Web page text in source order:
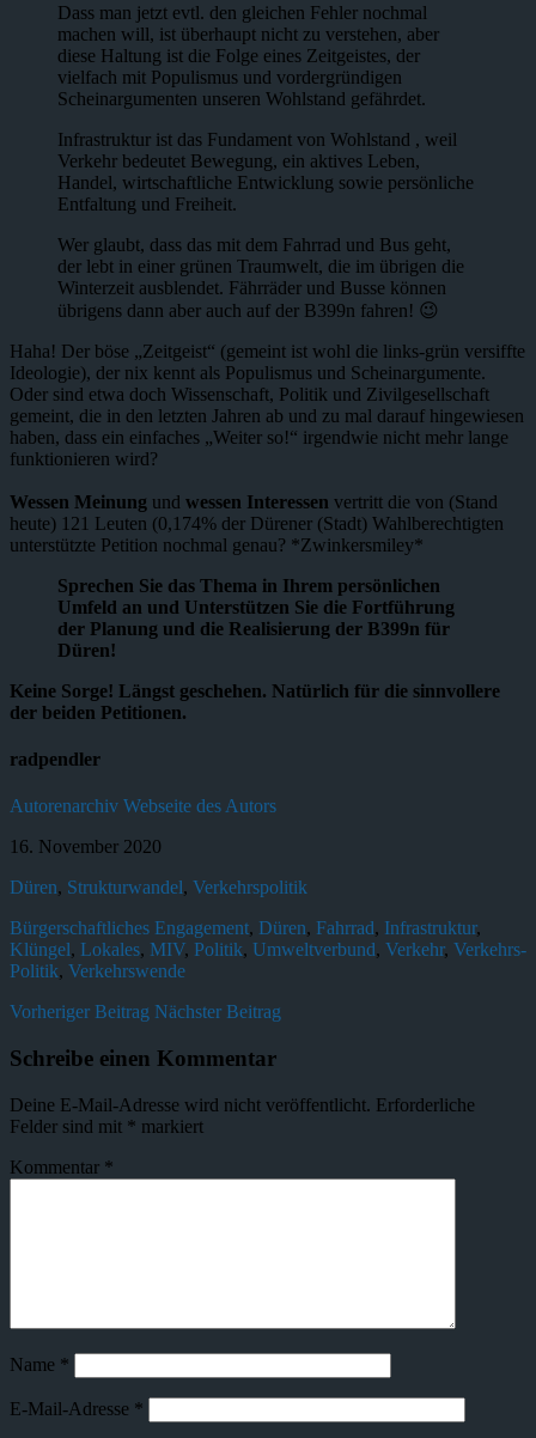
Dass man jetzt evtl. den gleichen Fehler nochmal
machen will, ist überhaupt nicht zu verstehen, aber
diese Haltung ist die Folge eines Zeitgeistes, der
vielfach mit Populismus und vordergründigen
Scheinargumenten unseren Wohlstand gefährdet.
Infrastruktur ist das Fundament von Wohlstand , weil
Verkehr bedeutet Bewegung, ein aktives Leben,
Handel, wirtschaftliche Entwicklung sowie persönliche
Entfaltung und Freiheit.
Wer glaubt, dass das mit dem Fahrrad und Bus geht,
der lebt in einer grünen Traumwelt, die im übrigen die
Winterzeit ausblendet. Fährräder und Busse können
übrigens dann aber auch auf der B399n fahren! 😉
Haha! Der böse „Zeitgeist“ (gemeint ist wohl die links-grün versiffte
Ideologie), der nix kennt als Populismus und Scheinargumente.
Oder sind etwa doch Wissenschaft, Politik und Zivilgesellschaft
gemeint, die in den letzten Jahren ab und zu mal darauf hingewiesen
haben, dass ein einfaches „Weiter so!“ irgendwie nicht mehr lange
funktionieren wird?
Wessen Meinung und wessen Interessen vertritt die von (Stand
heute) 121 Leuten (0,174% der Dürener (Stadt) Wahlberechtigten
unterstützte Petition nochmal genau? *Zwinkersmiley*
Sprechen Sie das Thema in Ihrem persönlichen
Umfeld an und Unterstützen Sie die Fortführung
der Planung und die Realisierung der B399n für
Düren!
Keine Sorge! Längst geschehen. Natürlich für die sinnvollere
der beiden Petitionen.
radpendler
Autorenarchiv Webseite des Autors
16. November 2020
Düren, Strukturwandel, Verkehrspolitik
Bürgerschaftliches Engagement, Düren, Fahrrad, Infrastruktur,
Klüngel, Lokales, MIV, Politik, Umweltverbund, Verkehr, Verkehrs-
Politik, Verkehrswende
Vorheriger Beitrag Nächster Beitrag
Schreibe einen Kommentar
Deine E-Mail-Adresse wird nicht veröffentlicht. Erforderliche
Felder sind mit * markiert
Kommentar *
Name *
E-Mail-Adresse *